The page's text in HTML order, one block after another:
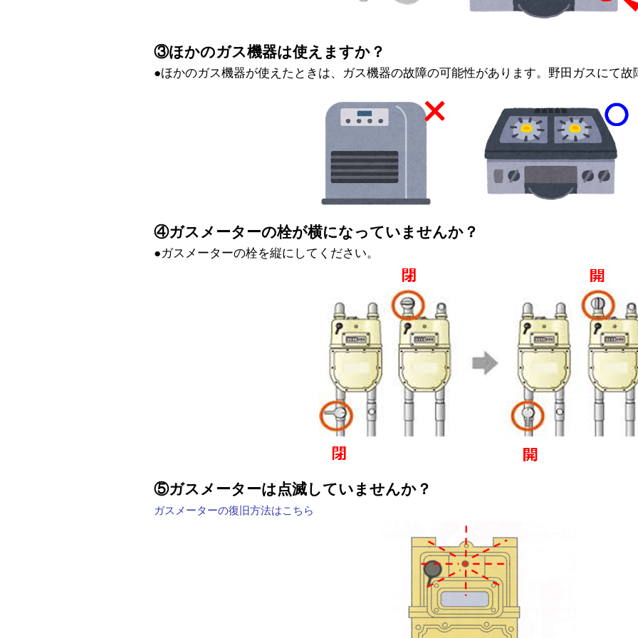
③ほかのガス機器は使えますか？
●ほかのガス機器が使えたときは、ガス機器の故障の可能性があります。野田ガスにて故
④ガスメーターの栓が横になっていませんか？
●ガスメーターの栓を縦にしてください。
⑤ガスメーターは点滅していませんか？
ガスメーターの復旧方法はこちら